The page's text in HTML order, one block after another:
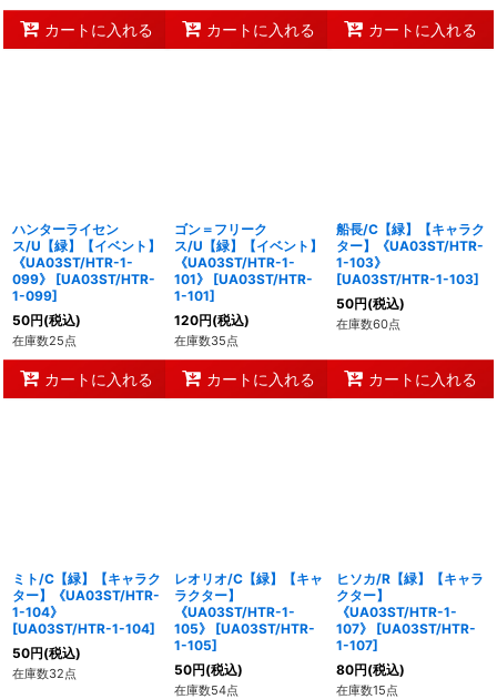
カートに入れる カートに入れる カートに入れる
ハンターライセン
ス/U【緑】【イベント】
《UA03ST/HTR-1-
099》
[UA03ST/HTR-
1-099]
50円(税込)
在庫数25点
カートに入れる
ゴン＝フリーク
ス/U【緑】【イベント】
《UA03ST/HTR-1-
101》
[UA03ST/HTR-
1-101]
120円(税込)
在庫数35点
カートに入れる
船長/C【緑】【キャラク
ター】《UA03ST/HTR-
1-103》
[UA03ST/HTR-1-103]
50円(税込)
在庫数60点
カートに入れる
ミト/C【緑】【キャラク
ター】《UA03ST/HTR-
1-104》
[UA03ST/HTR-1-104]
50円(税込)
在庫数32点
レオリオ/C【緑】【キャ
ラクター】
《UA03ST/HTR-1-
105》
[UA03ST/HTR-
1-105]
50円(税込)
在庫数54点
ヒソカ/R【緑】【キャラ
クター】
《UA03ST/HTR-1-
107》
[UA03ST/HTR-
1-107]
80円(税込)
在庫数15点